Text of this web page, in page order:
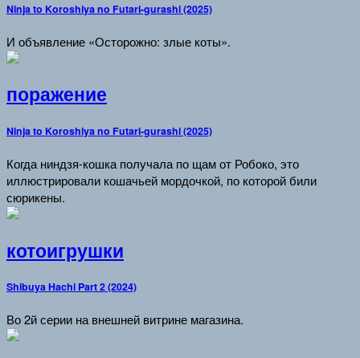
Ninja to Koroshiya no Futari-gurashi (2025)
И объявление «Осторожно: злые коты».
поражение
Ninja to Koroshiya no Futari-gurashi (2025)
Когда ниндзя-кошка получала по щам от Робоко, это
иллюстрировали кошачьей мордочкой, по которой били
сюрикены.
котоигрушки
Shibuya Hachi Part 2 (2024)
Во 2й серии на внешней витрине магазина.